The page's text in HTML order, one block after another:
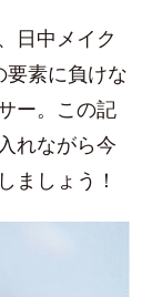
日中メイク
素に負けな
ー。この記
れながら今
ましょう！